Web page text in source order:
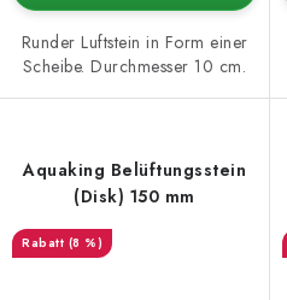
Runder Luftstein in Form einer
Scheibe. Durchmesser 10 cm.
Aquaking Belüftungsstein
(Disk) 150 mm
(8 %)